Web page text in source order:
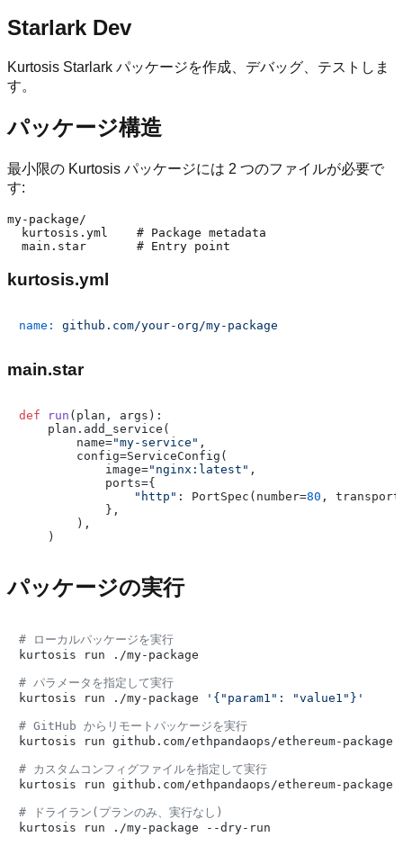
Starlark Dev
Kurtosis Starlark パッケージを作成、デバッグ、テストしま
す。
パッケージ構造
最小限の Kurtosis パッケージには 2 つのファイルが必要で
す:
my-package/
  kurtosis.yml    # Package metadata
kurtosis.yml
name: github.com/your-org/my-package
main.star
def run ( plan, args ):
    plan.add_service(
        name=
"my-service" ,
        config=ServiceConfig(
            image=
"nginx:latest" ,
            ports={
"http" : PortSpec(number=80 ,
            },
        ),
パッケージの実行
# ローカルパッケージを実行
kurtosis run ./my-package
# パラメータを指定して実行
kurtosis run ./my-package
'{"param1": "value1"}'
# GitHub からリモートパッケージを実行
kurtosis run github.com/ethpandaops/ethereum-package
# カスタムコンフィグファイルを指定して実行
kurtosis run github.com/ethpandaops/ethereum-
# ドライラン(プランのみ、実行なし)